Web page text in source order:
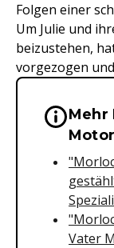
Folgen einer
Um Julie und
beizustehen,
vorgezogen
Mehr
Vater